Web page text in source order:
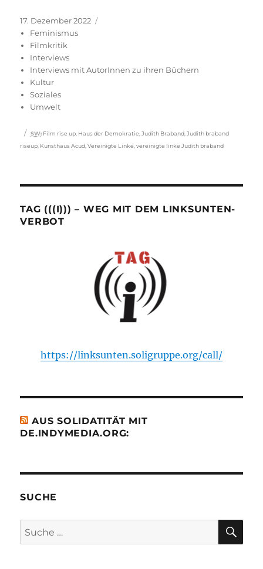
Veröffentlicht
am
17. Dezember 2022
Feminismus
Filmkritik
Interviews
Interviews mit AutorInnen zu ihren Büchern
Kultur
Soziales
Umwelt
Schlagwörter
SW: Film rise up Haus der Demokratie ,Judith Braband ,Judith braband
riseup Kunsthaus Acud ,Vereinigte Linke ,vereinigte linke Judith braband
TAG (((I))) – WEG MIT DEM LINKSUNTEN-
VERBOT
https://linksunten.soligruppe.org/call/
AUS SOLIDATITÄT MIT
DE.INDYMEDIA.ORG:
SUCHE
Suche
nach: